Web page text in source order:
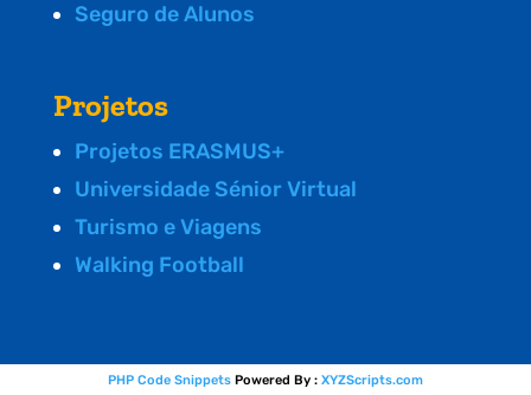
Seguro de Alunos
Projetos
Projetos ERASMUS+
Universidade Sénior Virtual
Turismo e Viagens
Walking Football
PHP Code Snippets Powered By : XYZScripts.com